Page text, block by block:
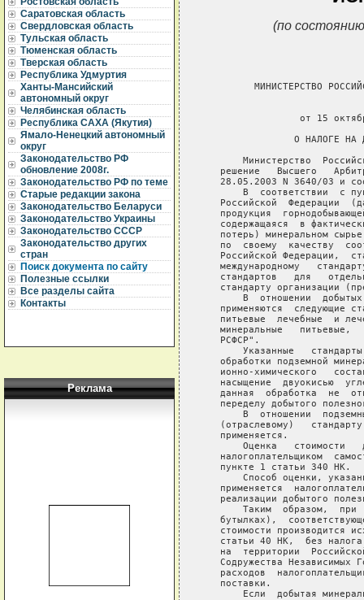
Саратовская область
Свердловская область
Тульская область
Тюменская область
Тверская область
Республика Удмуртия
Ханты-Мансийский
автономный округ
Челябинская область
Республика САХА (Якутия)
Ямало-Ненецкий автономный
округ
Законодательство РФ
обновление 2008г.
Законодательство РФ по теме
Старые редакции закона
Законодательство Беларуси
Законодательство Украины
Законодательство СССР
Законодательство других
стран
Поиск документа по сайту
Полезные ссылки
Все разделы сайта
Контакты
Реклама
(по
МИНИСТЕРСТВО
от 15
О НАЛОГЕ НА
Министерство
решение   Высшего
28.05.2003 N 3640/03 и
В  соответствии  с
Российской  Федерации
продукция
содержащаяся  в
потерь) минеральном
по  своему  качеству
Российской Федерации,
международному
стандартов   для
стандарту организации
В  отношении
применяются  следующие
питьевые  лечебные  и
минеральные   питьевые,
   РСФСР".
Указанные
обработки подземной
ионно-химического
насыщение  двуокисью
данная  обработка  не
переделу добытого
В  отношении
(отраслевому)
   применяется.
Оценка   стоимости
налогоплательщиком
   пункте 1 статьи 340 НК.
Способ оценки,
применяется
реализации добытого
Таким  образом,  при
бутылках),
стоимости производится
статьи 40 НК,  без
на  территории
Содружества Независимых
расходов
   поставки.
Если  добытая